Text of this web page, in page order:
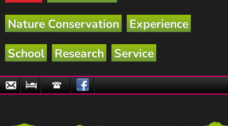
Nature Conservation
Experience
School
Research Service
Partner